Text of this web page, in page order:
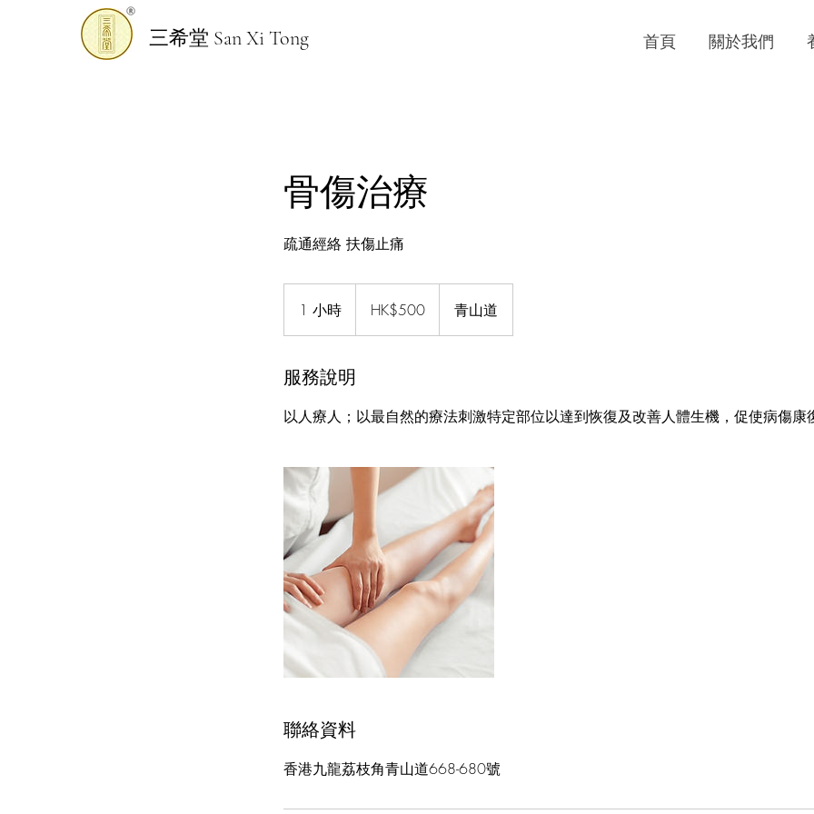
三希堂 San Xi Tong 首頁 關於我們
骨傷治療
​​疏通經絡 扶傷止痛
1 小時
小
HK$500 青山道
服務說明
以人療人；以最自然的療法刺激特定部位以達到恢復及改善人體生機，促使病傷康
聯絡資料
香港九龍荔枝角青山道668-680號